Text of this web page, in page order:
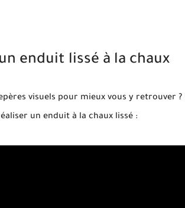
enduit lissé à la chaux
visuels pour mieux vous y retrouver
un enduit à la chaux lissé :